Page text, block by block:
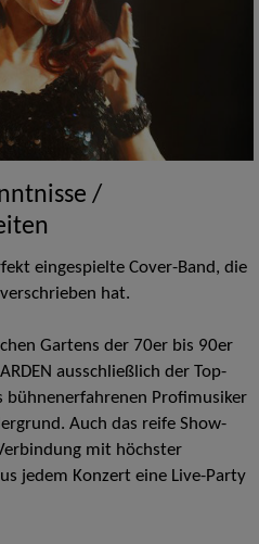
/
eingespielte Cover-Band, die
hat.
Gartens der 70er bis 90er
ausschließlich der Top-
bühnenerfahrenen Profimusiker
Auch das reife Show-
mit höchster
jedem Konzert eine Live-Party